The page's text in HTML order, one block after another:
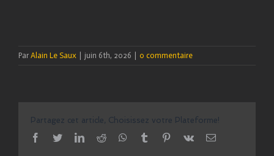
Par Alain Le Saux juin 6th, 2026 0 commentaire
Partagez cet article, Choisissez votre Plateforme!
facebook
twitterlinkedinreddit whatsapptumblr pinterest
vk Email